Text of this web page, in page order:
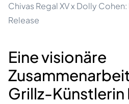
Chivas Regal XV x Dolly
Release
Eine visionäre
Grillz-Künstlerin